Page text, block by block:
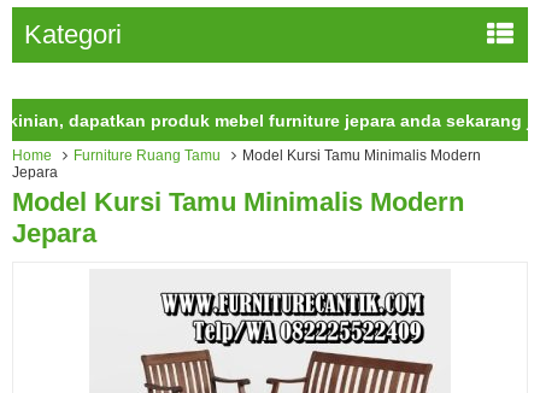
Kategori
produk mebel furniture jepara anda sekarang juga.
Home Furniture Ruang Tamu
Model Kursi Tamu Minimalis Modern
Jepara
Model Kursi Tamu Minimalis Modern
Jepara